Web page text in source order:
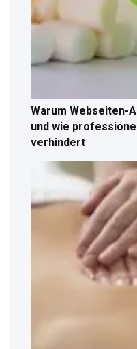
Warum Webseiten-
und wie
verhindert